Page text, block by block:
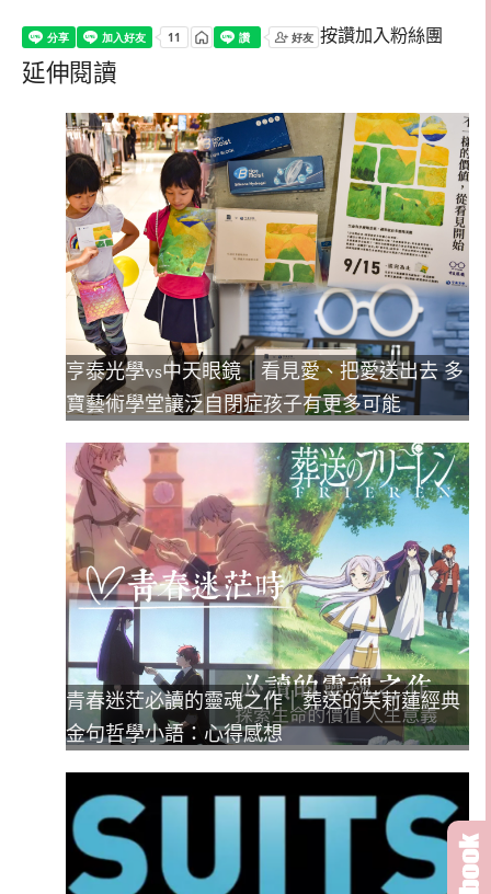
按讚加入粉絲團
延伸閱讀
亨泰光學vs中天眼鏡｜看見愛、把愛送出去 多
寶藝術學堂讓泛自閉症孩子有更多可能
青春迷茫必讀的靈魂之作｜葬送的芙莉蓮經典
金句哲學小語：心得感想